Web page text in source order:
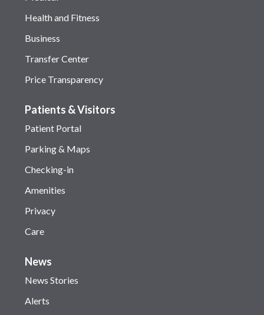
Health and Fitness
Business
Transfer Center
Price Transparency
Patients & Visitors
Patient Portal
Parking & Maps
Checking-in
Amenities
Privacy
Care
News
News Stories
Alerts